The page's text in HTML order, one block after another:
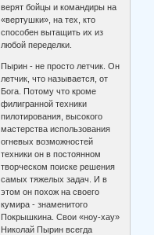
верят бойцы и командиры на
«вертушки», на тех, кто
способен вытащить их из
любой переделки.
Пырин - не просто летчик. Он
летчик, что называется, от
Бога. Потому что кроме
филигранной техники
пилотирования, высокого
мастерства использования
огневых возможностей
техники он в постоянном
творческом поиске решения
самых тяжелых задач. И в
этом он похож на своего
кумира - знаменитого
Покрышкина. Свои «ноу-хау»
Николай Пырин всегда